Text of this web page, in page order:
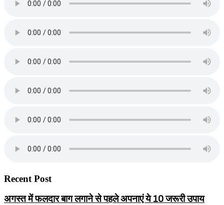
Recent Post
अगस्त में फलदार बाग लगाने से पहले अपनाएं ये 10 जरूरी उपाय